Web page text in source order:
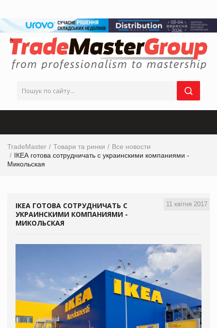
TradeMaster Товари та ринки
Все новости
ІКЕА готова сотрудничать с украинскими компаниями -
Микольская
11 квітня 2017
ІКЕА ГОТОВА СОТРУДНИЧАТЬ С
УКРАИНСКИМИ КОМПАНИЯМИ -
МИКОЛЬСКАЯ